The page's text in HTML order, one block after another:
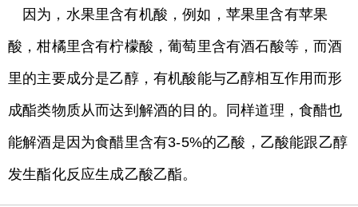
因为，水果里含有机酸，例如，苹果里含有苹果
酸，柑橘里含有柠檬酸，葡萄里含有酒石酸等，而酒
里的主要成分是乙醇，有机酸能与乙醇相互作用而形
成酯类物质从而达到解酒的目的。同样道理，食醋也
能解酒是因为食醋里含有3-5%的乙酸，乙酸能跟乙醇
发生酯化反应生成乙酸乙酯。